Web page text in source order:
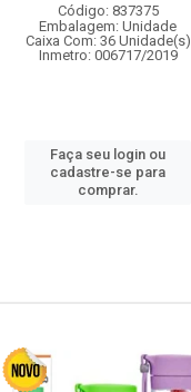
Código: 837375
Embalagem: Unidade
Caixa Com: 36 Unidade(s)
Inmetro: 006717/2019
Faça seu login ou
cadastre-se para
comprar.